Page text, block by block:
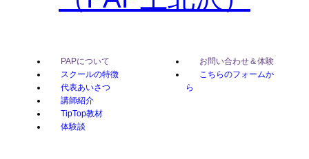
PAPについて
スクールの特徴
代表あいさつ
講師紹介
TipTop教材
体験談
お問い合わせ＆体験
こちらのフォームか
ら